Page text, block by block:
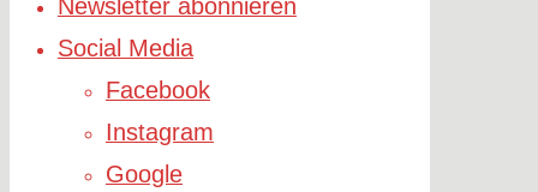
Newsletter abonnieren
Social Media
Facebook
Instagram
Google